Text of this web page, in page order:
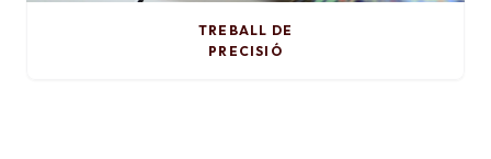
TREBALL DE
PRECISIÓ